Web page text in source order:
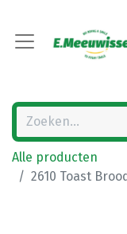
Alle producten
2610 Toast